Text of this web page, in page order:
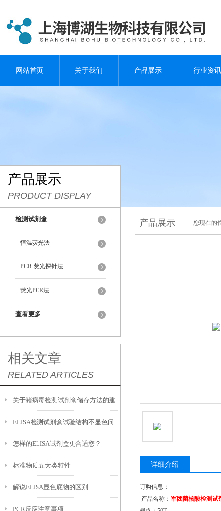
网站首页 关于我们 产品展示 行业资讯
产品展示
PRODUCT DISPLAY
检测试剂盒
恒温荧光法
PCR-荧光探针法
荧光PCR法
查看更多
相关文章
RELATED ARTICLES
关于猪病毒检测试剂盒储存方法的建
议如下
ELISA检测试剂盒试验结构不显色问
题的探讨
怎样的ELISA试剂盒更合适您？
标准物质五大类特性
解说ELISA显色底物的区别
PCR反应注意事项
产品展示 您现在的
详细介绍
订购信息：
产品名称： 军团菌核酸检测试